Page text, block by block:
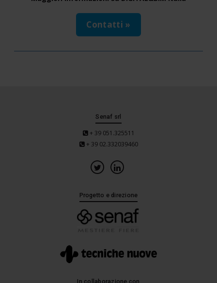
Contatti »
Senaf srl
+ 39 051.325511
+ 39 02.332039460
Progetto e direzione
In collaborazione con